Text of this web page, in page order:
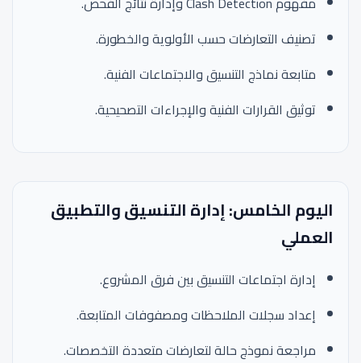
تصنيف التعارضات حسب الأولوية والخطورة.
متابعة نماذج التنسيق والاجتماعات الفنية.
توثيق القرارات الفنية والإجراءات التصحيحية.
اليوم الخامس: إدارة التنسيق والتطبيق
العملي
إدارة اجتماعات التنسيق بين فرق المشروع.
إعداد سجلات الملاحظات ومصفوفات المتابعة.
مراجعة نموذج حالة لتعارضات متعددة التخصصات.